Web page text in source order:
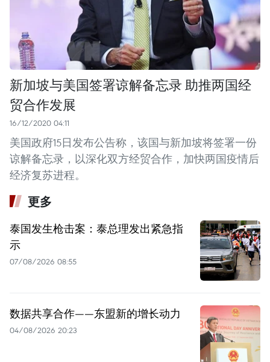
新加坡与美国签署谅解备忘录 助推两国经
贸合作发展
16/12/2020 04:11
美国政府15日发布公告称，该国与新加坡将签署一份
谅解备忘录，以深化双方经贸合作，加快两国疫情后
经济复苏进程。
更多
泰国发生枪击案：泰总理发出紧急指
示
07/08/2026 08:55
数据共享合作——东盟新的增长动力
04/08/2026 20:23